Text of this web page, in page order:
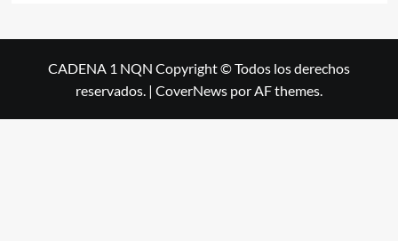
CADENA 1 NQN Copyright © Todos los derechos
reservados. | CoverNews por AF themes.